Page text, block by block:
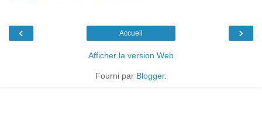
‹ ›
Accueil
Afficher la version Web
Fourni par Blogger.